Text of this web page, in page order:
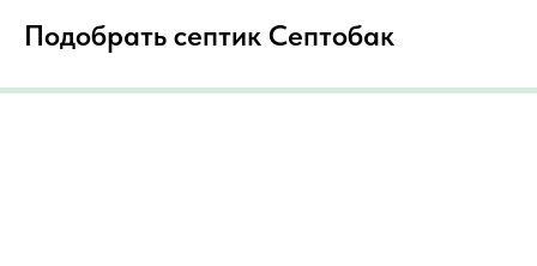
Подобрать септик Септобак